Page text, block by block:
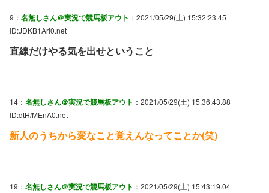
9： 名無しさん＠実況で競馬板アウト ：2021/05/29(土) 15:32:23.45
ID:JDKB1Ari0.net
直線だけやる気を出せということ
14： 名無しさん＠実況で競馬板アウト ：2021/05/29(土) 15:36:43.88
ID:dtH/MEnA0.net
新人のうちから変なこと覚えんなってことか(笑)
19： 名無しさん＠実況で競馬板アウト ：2021/05/29(土) 15:43:19.04